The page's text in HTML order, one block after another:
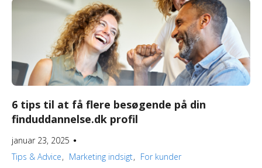
6 tips til at få flere besøgende på din
finduddannelse.dk profil
januar 23, 2025 ●
Tips & Advice Marketing indsigt For kunder